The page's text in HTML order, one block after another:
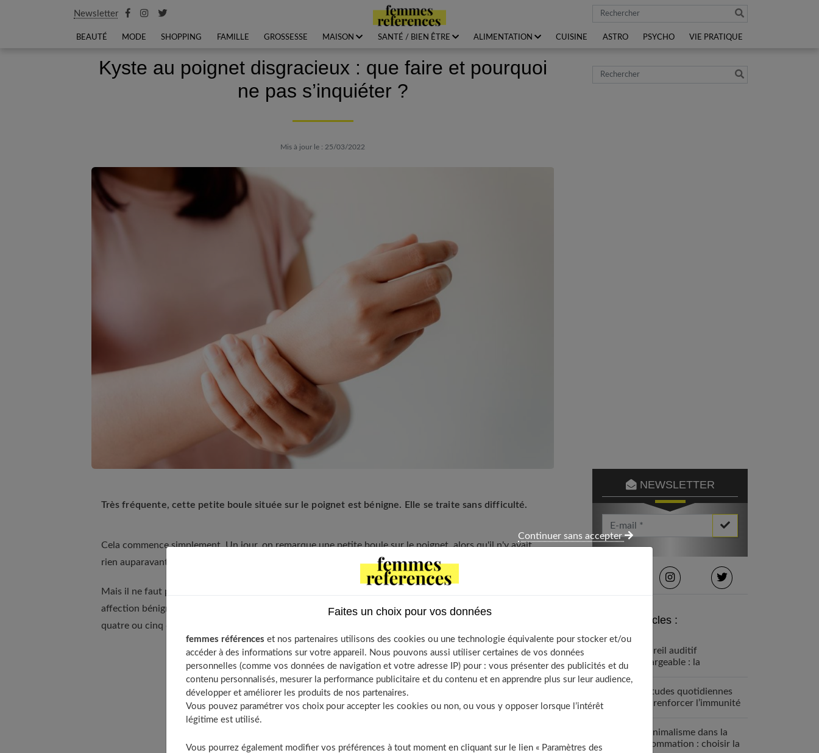
Newsletter Rechercher
BEAUTÉ MODE SHOPPING FAMILLE GROSSESSE MAISON SANTÉ / BIEN ÊTRE ALIMENTATION CUISINE ASTRO PSYCHO VIE PRATIQUE
Kyste au poignet disgracieux : que faire et pourquoi
ne pas s’inquiéter ?
Mis à jour le : 25/03/2022
Très fréquente, cette petite boule située sur le poignet est bénigne. Elle se traite sans difficulté.
Cela commence simplement. Un jour, on remarque une petite boule sur le poignet, alors qu'il n'y avait
rien auparavant. Ce qui suscite angoisse et questions : que faire ? Est-ce grave ?
Mais il ne faut pas s'inquiéter : Dans neuf cas sur dix,
affection bénigne... et très fréquente ! En consultation de chirurgie orthopédique, on rencontre parfois
quatre ou cinq cas par jour, surtout chez les jeunes, en particulier les filles.
Table of Contents
Un diagnostic facile
Trois traitements possibles
Chez la jeune fille
Rechercher
NEWSLETTER
Votre Email *
Derniers articles :
Appareil auditif
rechargeable : la
Habitudes quotidiennes
pour renforcer l’immunité
Le minimalisme dans la
consommation : choisir la
Faites un choix pour vos données
femmes références et nos partenaires utilisons des cookies ou une technologie équivalente pour stocker et/ou
accéder à des informations sur votre appareil. Nous pouvons aussi utiliser certaines de vos données
personnelles (comme vos données de navigation et votre adresse IP) pour : vous présenter des publicités et du
contenu personnalisés, mesurer la performance publicitaire et du contenu et en apprendre plus sur leur audience,
développer et améliorer les produits de nos partenaires.
Vous pouvez paramétrer vos choix pour accepter les cookies ou non, ou vous y opposer lorsque l’intérêt
légitime est utilisé.
Vous pourrez également modifier vos préférences à tout moment en cliquant sur le lien « Paramètres des
Continuer sans accepter